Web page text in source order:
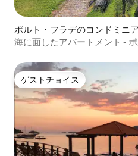
ポルト・フラデのコンドミニ
海に面したアパートメント -
ゲストチョイス
ゲストチョイス